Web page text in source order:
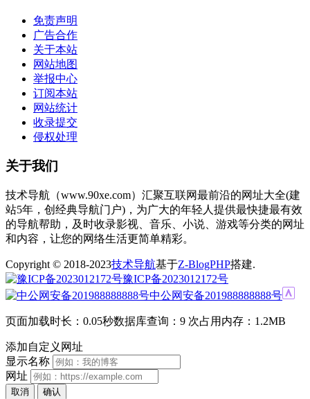
免责声明
广告合作
关于本站
网站地图
举报中心
订阅本站
网站统计
收录提交
侵权处理
关于我们
技术导航（www.90xe.com）汇聚互联网最前沿的网址大全(建
站5年，创经典导航门户)，为广大的年轻人提供最快捷最有效
的导航帮助，及时收录影视、音乐、小说、游戏等分类的网址
和内容，让您的网络生活更简单精彩。
Copyright © 2018-2023技术导航基于Z-BlogPHP搭建.
豫ICP备2023012172号
中公网安备201988888888号
页面加载时长：0.05秒数据库查询：9 次占用内存：1.2MB
添加自定义网址
显示名称
网址
取消 确认